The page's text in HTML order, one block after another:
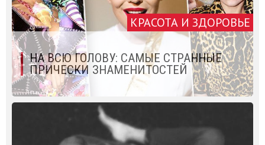
КРАСОТА И ЗДОРОВЬЕ
НА ВСЮ ГОЛОВУ: САМЫЕ СТРАННЫЕ
ПРИЧЕСКИ ЗНАМЕНИТОСТЕЙ